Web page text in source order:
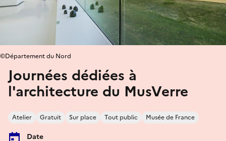
Journées dédiées à
l'architecture du MusVerre
Atelier Gratuit Sur place Tout public Musée de France
Date
©Département du Nord